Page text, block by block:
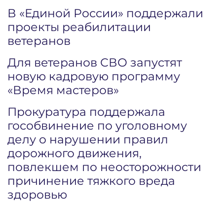
В «Единой России» поддержали
проекты реабилитации
ветеранов
Для ветеранов СВО запустят
новую кадровую программу
«Время мастеров»
Прокуратура поддержала
гособвинение по уголовному
делу о нарушении правил
дорожного движения,
повлекшем по неосторожности
причинение тяжкого вреда
здоровью